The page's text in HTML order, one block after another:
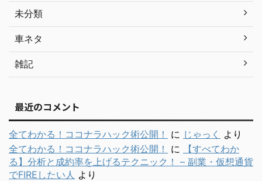
未分類
車ネタ
雑記
最近のコメント
全てわかる！ココナラハック術公開！ に じゃっく
より
全てわかる！ココナラハック術公開！
に
【すべてわか
る】分析と成約率を上げるテクニック！ – 副業・仮想通貨
でFIREしたい人 より